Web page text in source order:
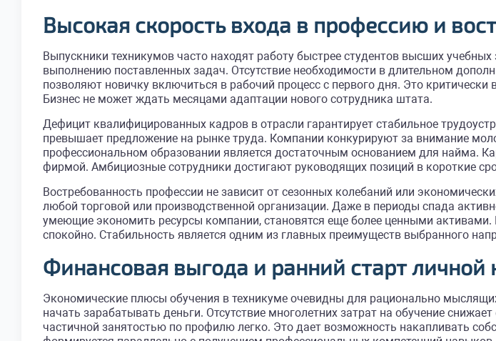
Высокая скорость входа в профессию и
Выпускники техникумов часто находят работу быстрее студентов высших
выполнению поставленных задач. Отсутствие необходимости в длительном
позволяют новичку включиться в рабочий процесс с первого дня. Это
Бизнес не может ждать месяцами адаптации нового сотрудника штата.
Дефицит квалифицированных кадров в отрасли гарантирует стабильное
превышает предложение на рынке труда. Компании конкурируют за внимание
профессиональном образовании является достаточным основанием для найма.
фирмой. Амбициозные сотрудники достигают руководящих позиций в короткие
Востребованность профессии не зависит от сезонных колебаний или
любой торговой или производственной организации. Даже в периоды спада
умеющие экономить ресурсы компании, становятся еще более ценными
спокойно. Стабильность является одним из главных преимуществ выбранного
Финансовая выгода и ранний старт личной
Экономические плюсы обучения в техникуме очевидны для рационально
начать зарабатывать деньги. Отсутствие многолетних затрат на обучение
частичной занятостью по профилю легко. Это дает возможность накапливать